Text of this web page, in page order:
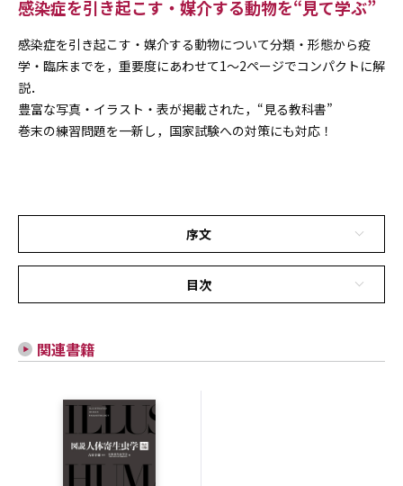
感染症を引き起こす・媒介する動物を“見て学ぶ”
感染症を引き起こす・媒介する動物について分類・形態から疫
学・臨床までを，重要度にあわせて1～2ページでコンパクトに解
説．
豊富な写真・イラスト・表が掲載された，“見る教科書”
巻末の練習問題を一新し，国家試験への対策にも対応！
序文
目次
関連書籍